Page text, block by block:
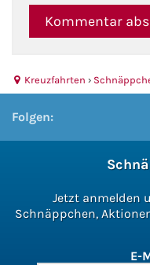
Kreuzfahrten ›
Folgen:
Jetzt anmelden
Schnäppchen,
E-